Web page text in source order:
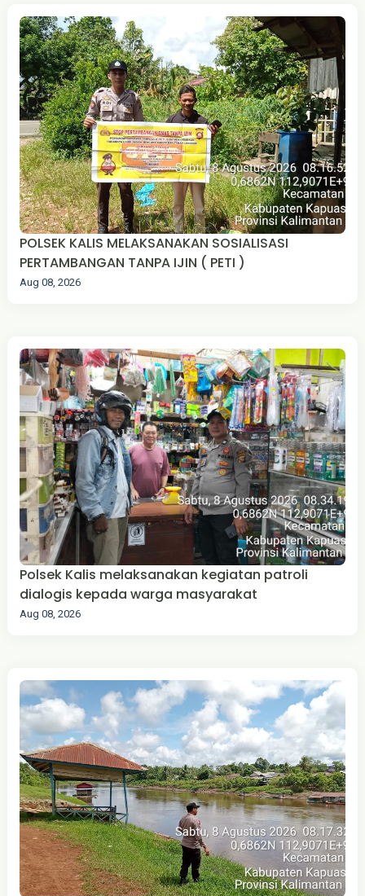
POLSEK KALIS MELAKSANAKAN SOSIALISASI
PERTAMBANGAN TANPA IJIN ( PETI )
Aug 08, 2026
Polsek Kalis melaksanakan kegiatan patroli
dialogis kepada warga masyarakat
Aug 08, 2026